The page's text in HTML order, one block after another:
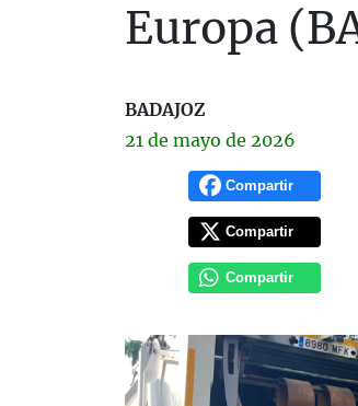
Europa
BADAJOZ
21 de mayo de 2026
Compartir
Compartir
Compartir